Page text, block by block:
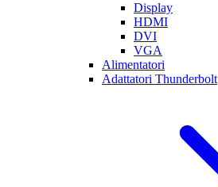
Display
HDMI
DVI
VGA
Alimentatori
Adattatori Thunderbolt